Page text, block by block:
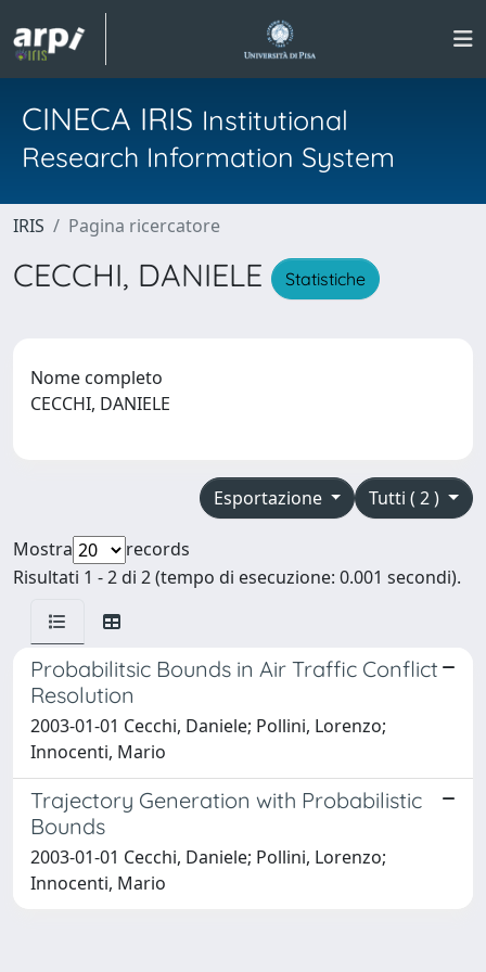
CINECA IRIS Institutional
Research Information System
IRIS Pagina ricercatore
CECCHI, DANIELE Statistiche
Nome completo
CECCHI, DANIELE
Tutti ( 2 )
Esportazione
Mostra
records
Risultati 1 - 2 di 2 (tempo di esecuzione: 0.001 secondi).
Probabilitsic Bounds in Air Traffic Conflict
Resolution
2003-01-01 Cecchi, Daniele; Pollini, Lorenzo;
Innocenti, Mario
Trajectory Generation with Probabilistic
Bounds
2003-01-01 Cecchi, Daniele; Pollini, Lorenzo;
Innocenti, Mario